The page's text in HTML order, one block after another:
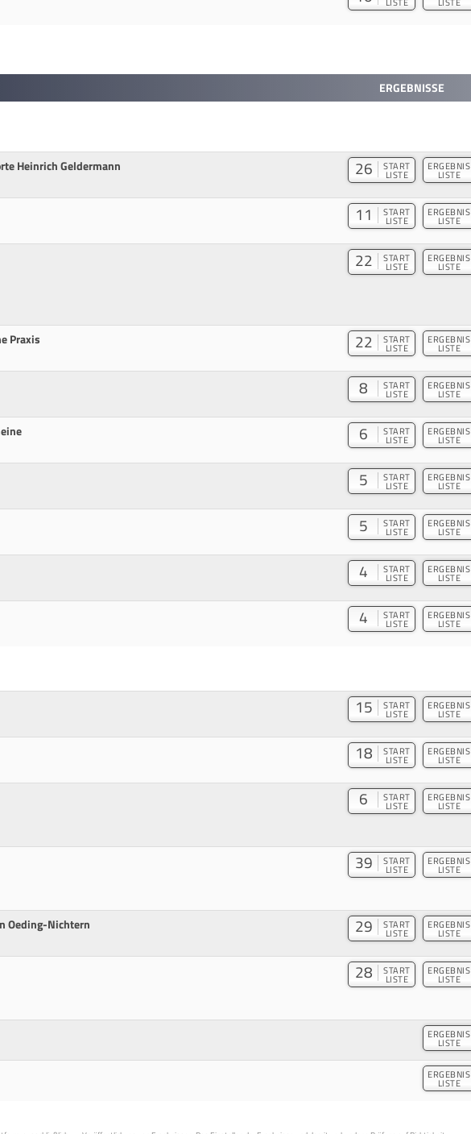
ERGEBNISSE
Heinrich Geldermann
26 START
LISTE
ERGEBNIS
LISTE
11 START
LISTE
ERGEBNIS
LISTE
22 START
LISTE
ERGEBNIS
LISTE
Praxis
22 START
LISTE
ERGEBNIS
LISTE
8 START
LISTE
ERGEBNIS
LISTE
6 START
LISTE
ERGEBNIS
LISTE
5 START
LISTE
ERGEBNIS
LISTE
5 START
LISTE
ERGEBNIS
LISTE
4 START
LISTE
ERGEBNIS
LISTE
4 START
LISTE
ERGEBNIS
LISTE
15 START
LISTE
ERGEBNIS
LISTE
18 START
LISTE
ERGEBNIS
LISTE
6 START
LISTE
ERGEBNIS
LISTE
39 START
LISTE
ERGEBNIS
LISTE
Oeding-Nichtern
29 START
LISTE
ERGEBNIS
LISTE
28 START
LISTE
ERGEBNIS
LISTE
ERGEBNIS
LISTE
ERGEBNIS
LISTE